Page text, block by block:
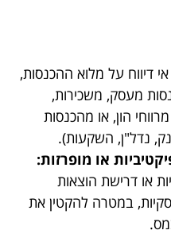
אי דיווח על מלוא ההכנסות,
מעסק, משכירות,
הון, או מהכנסות
נדל"ן, השקעות).
או מופרזות:
או דרישת הוצאות
במטרה להקטין את